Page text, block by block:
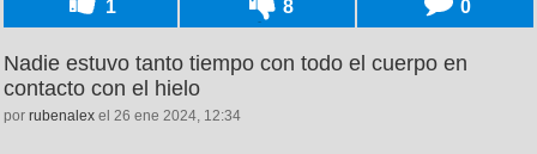
1 8 0
Nadie estuvo tanto tiempo con todo el cuerpo en
contacto con el hielo
por rubenalex el 26 ene 2024, 12:34